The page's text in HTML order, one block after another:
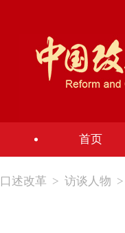
首页
口述改革 > 访谈人物 >